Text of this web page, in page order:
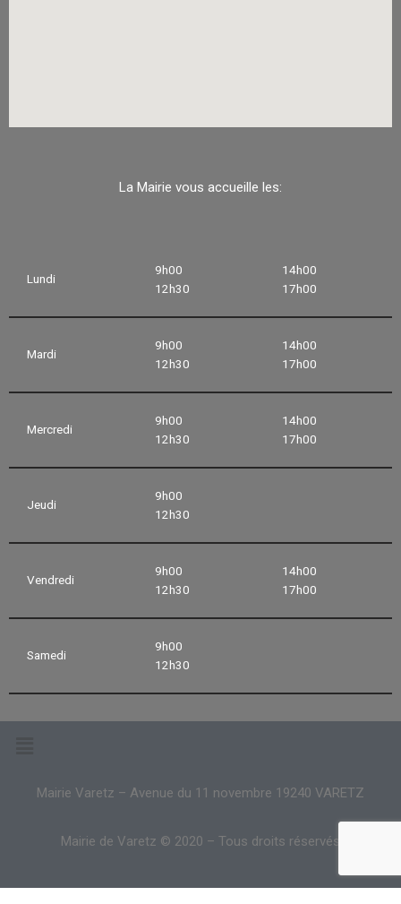
La Mairie vous accueille les:
Lundi
9h00
12h30
14h00
17h00
Mardi
9h00
12h30
14h00
17h00
Mercredi
9h00
12h30
14h00
17h00
Jeudi
9h00
12h30
Vendredi
9h00
12h30
14h00
17h00
Samedi
9h00
12h30
Mairie Varetz – Avenue du 11 novembre 19240 VARETZ
Mairie de Varetz © 2020 – Tous droits réservés